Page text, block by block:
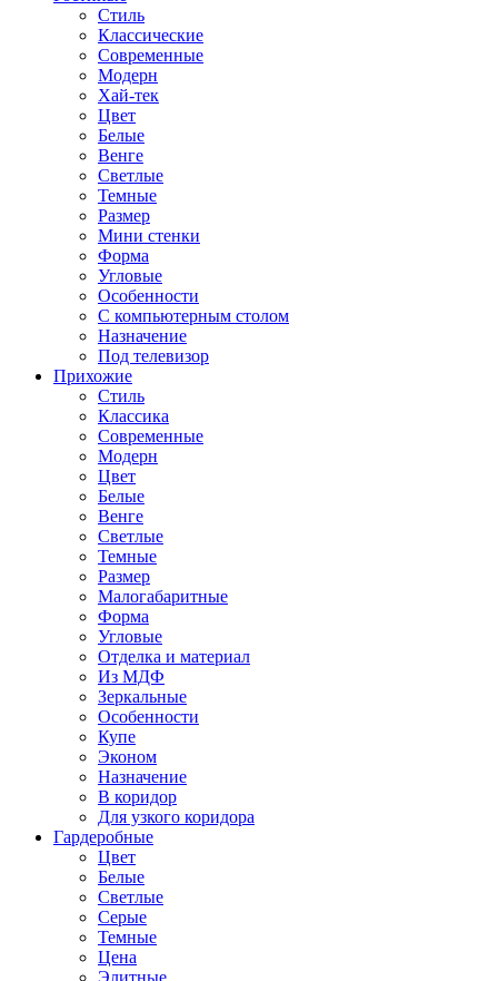
Стиль
Классические
Современные
Модерн
Хай-тек
Цвет
Белые
Венге
Светлые
Темные
Размер
Мини стенки
Форма
Угловые
Особенности
С компьютерным столом
Назначение
Под телевизор
Прихожие
Стиль
Классика
Современные
Модерн
Цвет
Белые
Венге
Светлые
Темные
Размер
Малогабаритные
Форма
Угловые
Отделка и материал
Из МДФ
Зеркальные
Особенности
Купе
Эконом
Назначение
В коридор
Для узкого коридора
Гардеробные
Цвет
Белые
Светлые
Серые
Темные
Цена
Элитные